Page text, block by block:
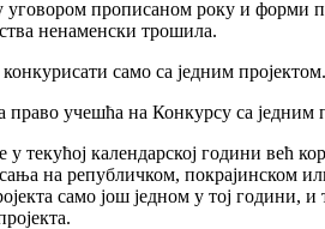
прописаном року и форми
ненаменски трошила.
само са jедним проjектом.
учешћа на Конкурсу са једним
у текућој календарској години већ
на републичком, покрајинском
само још једном у тој години, и